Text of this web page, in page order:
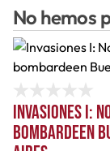
No hemos
Invasiones I:
bombardeen